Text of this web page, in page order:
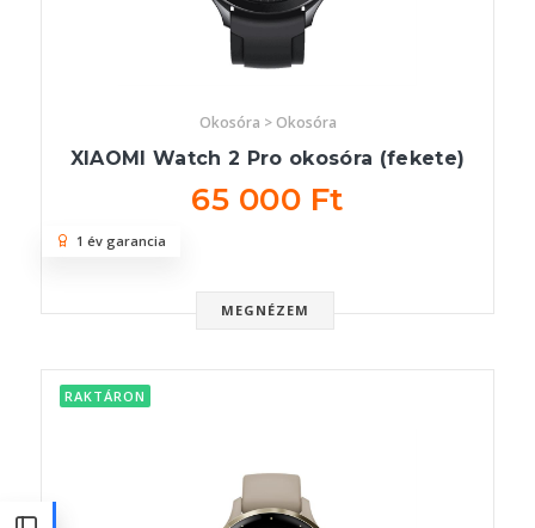
Okosóra > Okosóra
XIAOMI Watch 2 Pro okosóra (fekete)
65 000 Ft
MEGNÉZEM
1 év garancia
RAKTÁRON